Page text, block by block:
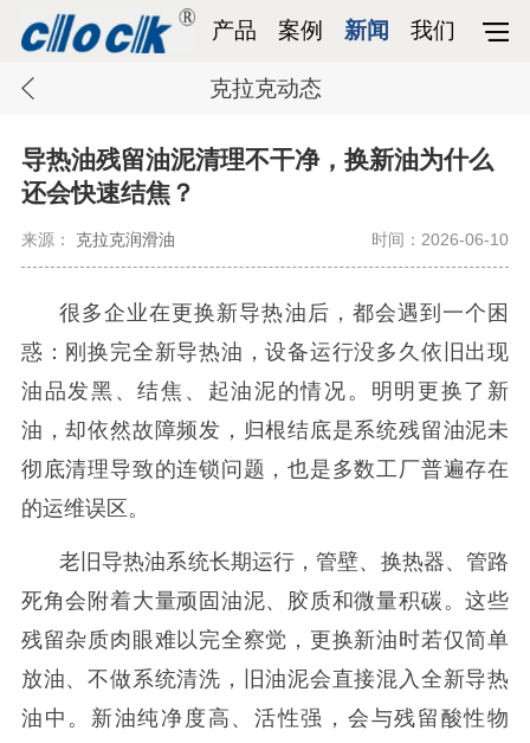
产品 案例 新闻 我们
克拉克动态
导热油残留油泥清理不干净，换新油为什么
还会快速结焦？
来源： 克拉克润滑油 时间：2026-06-10
很多企业在更换新导热油后，都会遇到一个困
惑：刚换完全新导热油，设备运行没多久依旧出现
油品发黑、结焦、起油泥的情况。明明更换了新
油，却依然故障频发，归根结底是系统残留油泥未
彻底清理导致的连锁问题，也是多数工厂普遍存在
的运维误区。
老旧导热油系统长期运行，管壁、换热器、管路
死角会附着大量顽固油泥、胶质和微量积碳。这些
残留杂质肉眼难以完全察觉，更换新油时若仅简单
放油、不做系统清洗，旧油泥会直接混入全新导热
油中。新油纯净度高、活性强，会与残留酸性物